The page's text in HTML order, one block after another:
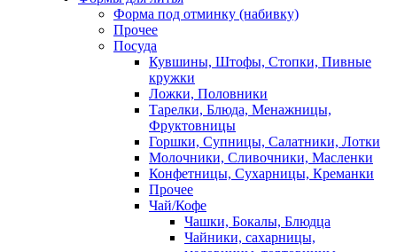
Форма под отминку (набивку)
Прочее
Посуда
Кувшины, Штофы, Стопки, Пивные
кружки
Ложки, Половники
Тарелки, Блюда, Менажницы,
Фруктовницы
Горшки, Супницы, Салатники, Лотки
Молочники, Сливочники, Масленки
Конфетницы, Сухарницы, Креманки
Прочее
Чай/Кофе
Чашки, Бокалы, Блюдца
Чайники, сахарницы,